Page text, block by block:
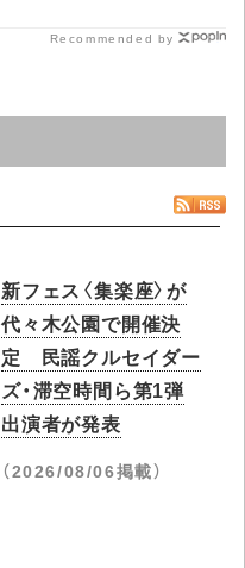
Recommended by
新フェス〈集楽座〉が
代々木公園で開催決
定 民謡クルセイダー
ズ・滞空時間ら第1弾
出演者が発表
（2026/08/06掲載）